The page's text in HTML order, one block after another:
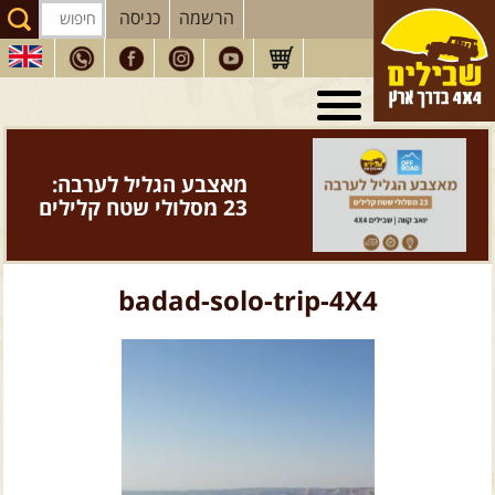
הרשמה כניסה
טיולי 4X4
בארץ
מסעות בעולם
טיוליםלרכב פנאי
הדרכותנהיגה
המדריכים שלנו
מאצבע הגליל לערבה:
23 מסלולי שטח קלילים
badad-solo-trip-4X4